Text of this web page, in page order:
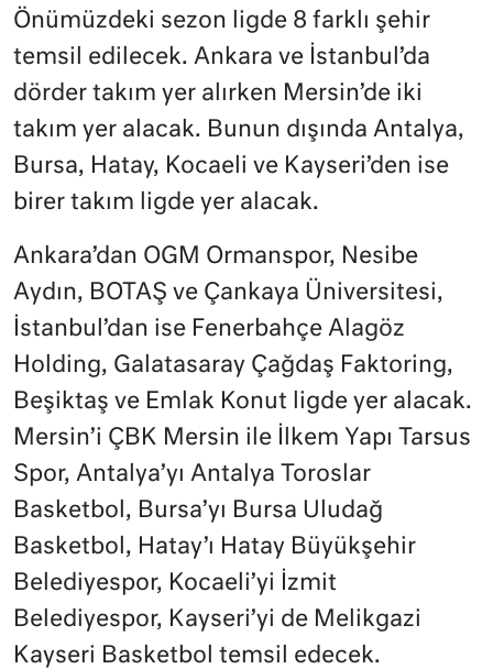
Önümüzdeki sezon ligde 8 farklı şehir
temsil edilecek. Ankara ve İstanbul’da
dörder takım yer alırken Mersin’de iki
takım yer alacak. Bunun dışında Antalya,
Bursa, Hatay, Kocaeli ve Kayseri’den ise
birer takım ligde yer alacak.
Ankara’dan OGM Ormanspor, Nesibe
Aydın, BOTAŞ ve Çankaya Üniversitesi,
İstanbul’dan ise Fenerbahçe Alagöz
Holding, Galatasaray Çağdaş Faktoring,
Beşiktaş ve Emlak Konut ligde yer alacak.
Mersin’i ÇBK Mersin ile İlkem Yapı Tarsus
Spor, Antalya’yı Antalya Toroslar
Basketbol, Bursa’yı Bursa Uludağ
Basketbol, Hatay’ı Hatay Büyükşehir
Belediyespor, Kocaeli’yi İzmit
Belediyespor, Kayseri’yi de Melikgazi
Kayseri Basketbol temsil edecek.